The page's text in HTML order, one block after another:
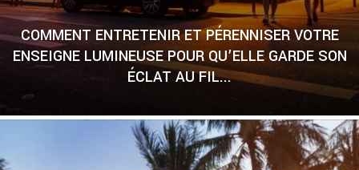
COMMENT ENTRETENIR ET PÉRENNISER VOTRE
ENSEIGNE LUMINEUSE POUR QU’ELLE GARDE SON
ÉCLAT AU FIL...